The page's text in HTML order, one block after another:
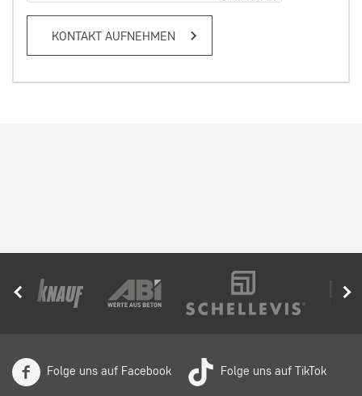
KONTAKT AUFNEHMEN
Folge uns auf Facebook Folge uns auf TikTok